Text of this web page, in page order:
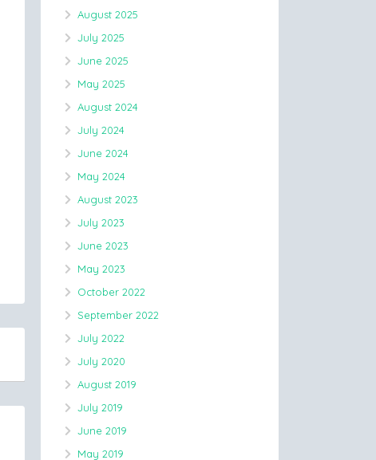
August 2025
July 2025
June 2025
May 2025
August 2024
July 2024
June 2024
May 2024
August 2023
July 2023
June 2023
May 2023
October 2022
September 2022
July 2022
July 2020
August 2019
July 2019
June 2019
May 2019